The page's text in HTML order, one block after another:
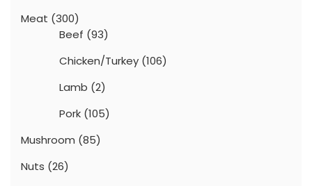
Meat (300)
Beef (93)
Chicken/Turkey (106)
Lamb (2)
Pork (105)
Mushroom (85)
Nuts (26)